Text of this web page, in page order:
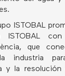
ISTOBAL
ISTOBAL
que
industria
y la